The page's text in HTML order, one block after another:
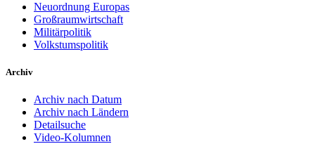
Neuordnung Europas
Großraumwirtschaft
Militärpolitik
Volkstumspolitik
Archiv
Archiv nach Datum
Archiv nach Ländern
Detailsuche
Video-Kolumnen